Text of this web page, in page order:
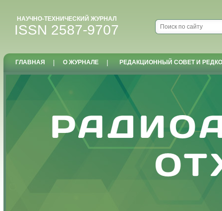
НАУЧНО-ТЕХНИЧЕСКИЙ ЖУРНАЛ
ISSN 2587-9707
ГЛАВНАЯ О ЖУРНАЛЕ РЕДАКЦИОННЫЙ СОВЕТ И